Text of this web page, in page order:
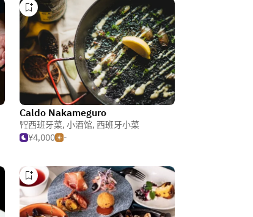
Caldo Nakameguro
西班牙菜, 小酒馆, 西班牙小菜
¥4,000
-